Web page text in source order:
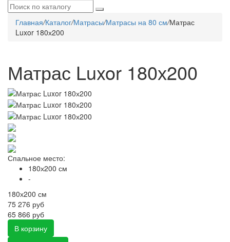
Главная/Каталог/Матрасы/Матрасы на 80 см/Матрас
Luxor 180х200
Матрас Luxor 180х200
Спальное место:
180х200 см
-
180х200 см
75 276 руб
65 866 руб
В корзину